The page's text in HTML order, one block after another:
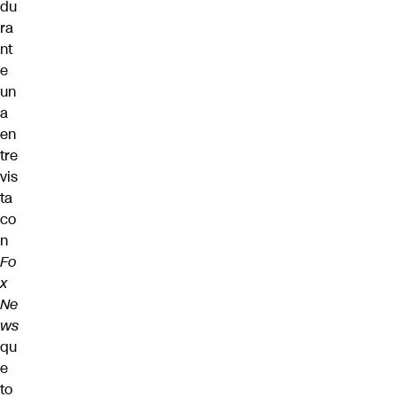
du
ra
nt
e
un
a
en
tre
vis
ta
co
n
Fo
x
Ne
ws
qu
e
to